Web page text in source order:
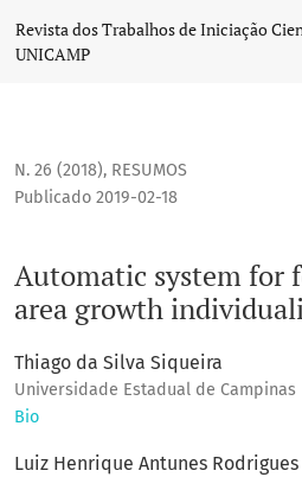
Automatic system for follow-up
Revista dos Trabalhos de Iniciação
UNICAMP
N. 26 (2018), RESUMOS
Automatic system for
area growth
Publicado 2019-02-18
Thiago da Silva Siqueira
Universidade Estadual de Campinas
Bio
Luiz Henrique Antunes Rodrigues